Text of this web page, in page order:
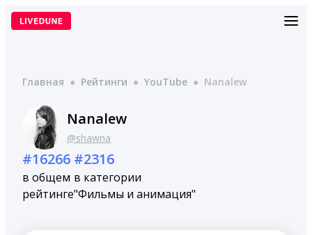
Перейти
Главная ● Рейтинги ● YouTube ● Nanalew
Nanalew
@shawna
#16266
в общем
рейтинге
#2316
в категории
"Фильмы и анимация"